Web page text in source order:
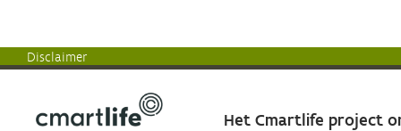
Disclaimer
Het Cmartlife project